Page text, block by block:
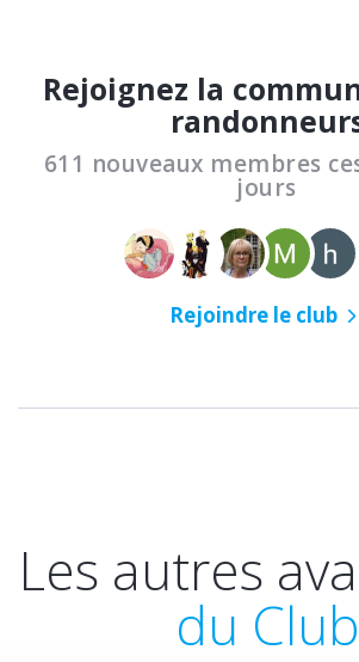
Rejoignez la
611 nouveaux membres
jours
Rejoindre le club
Les autres
du Club